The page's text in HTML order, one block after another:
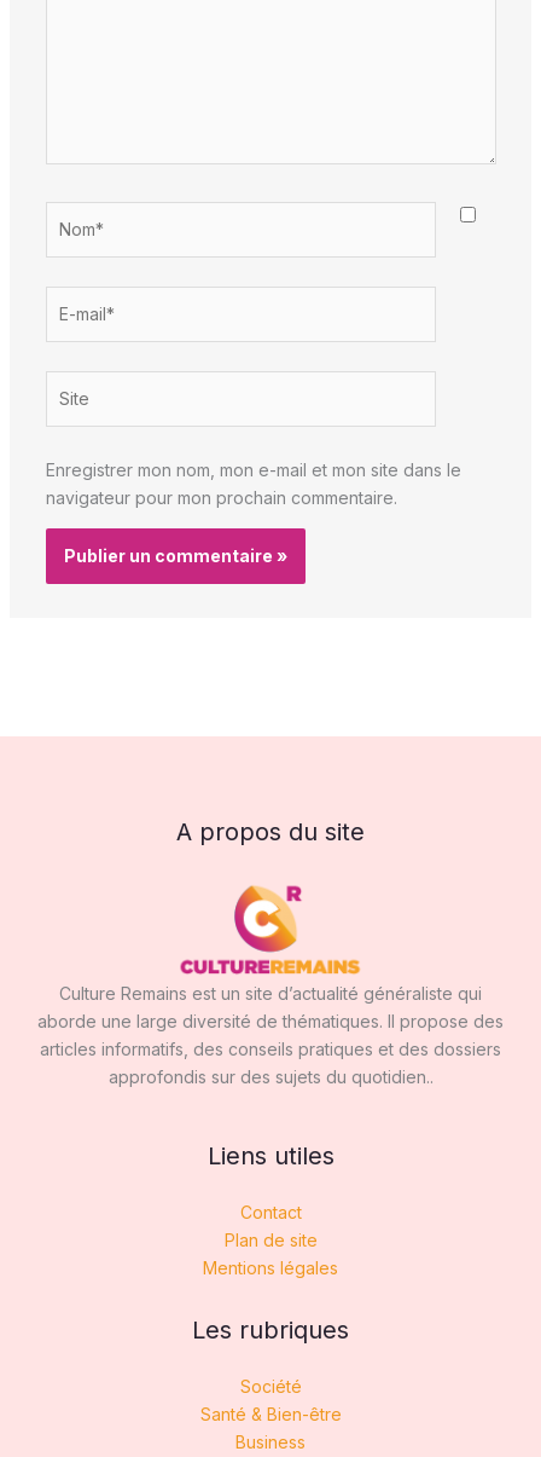
mail*
Enregistrer mon nom, mon e-mail et mon site dans le
navigateur pour mon prochain commentaire.
A propos du site
Culture Remains est un site d’actualité généraliste qui
aborde une large diversité de thématiques. Il propose des
articles informatifs, des conseils pratiques et des dossiers
approfondis sur des sujets du quotidien..
Liens utiles
Contact
Plan de site
Mentions légales
Les rubriques
Société
Santé & Bien-être
Business